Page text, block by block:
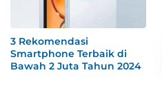
3 Rekomendasi
Smartphone Terbaik di
Bawah 2 Juta Tahun 2024